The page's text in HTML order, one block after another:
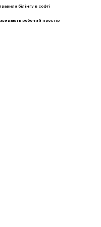
білінгу в софті
робочий простір